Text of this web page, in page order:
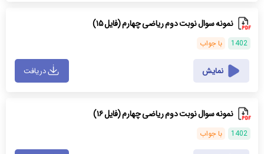
نمونه سوال نوبت دوم ریاضی چهارم (فایل ۱۵)
1402 با جواب
نمایش دریافت
نمونه سوال نوبت دوم ریاضی چهارم (فایل ۱۶)
1402 با جواب